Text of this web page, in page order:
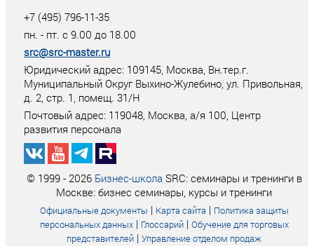
+7 (495) 796-11-35
пн. - пт. с 9.00 до 18.00
src@src-master.ru
Юридический адрес: 109145, Москва, Вн.тер.г.
Муниципальный Округ Выхино-Жулебино, ул. Привольная,
д. 2, стр. 1, помещ. 31/Н
Почтовый адрес: 119048, Москва, а/я 100, Центр
развития персонала
© 1999 - 2026 Бизнес-школа SRC: семинары и тренинги в
Москве: бизнес семинары, курсы и тренинги
Официальные документы | Карта сайта | Политика защиты
персональных данных| Глоссарий| Обучение для торговых
представителей | Управление отделом продаж